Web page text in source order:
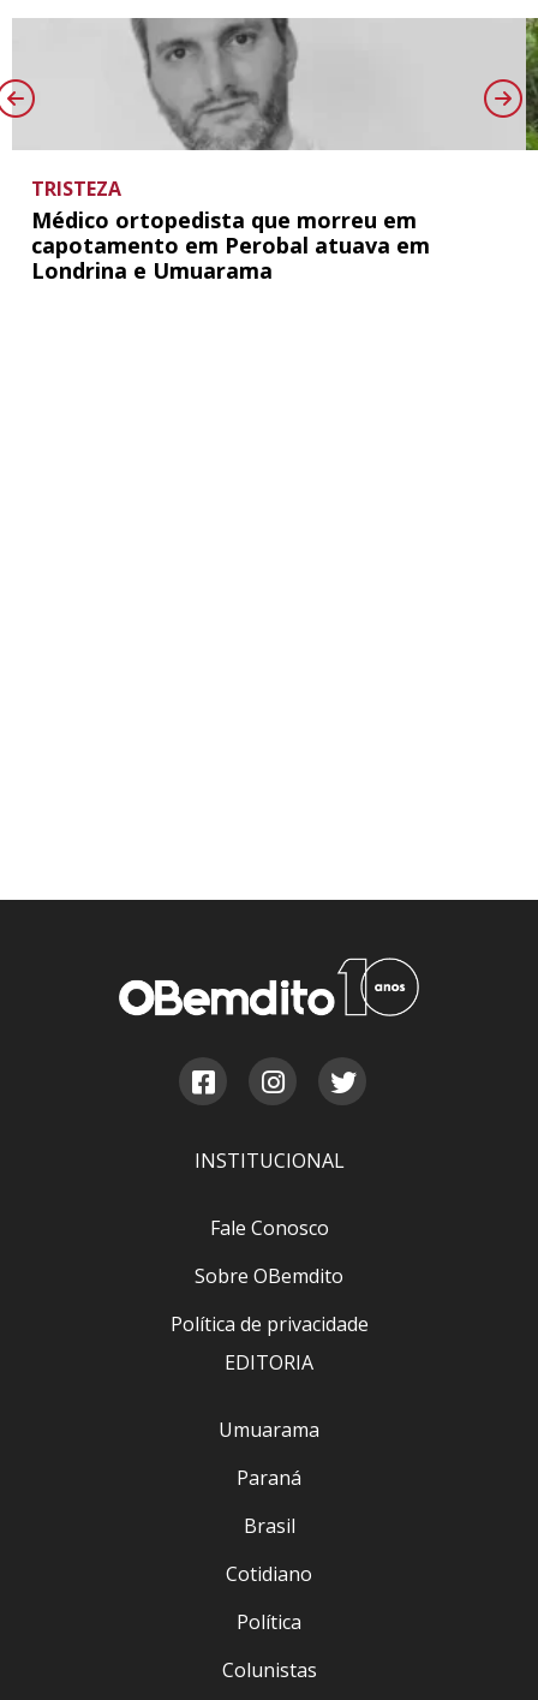
TRISTEZA
Médico ortopedista que morreu em
capotamento em Perobal atuava em
Londrina e Umuarama
INSTITUCIONAL
Fale Conosco
Sobre OBemdito
Política de privacidade
EDITORIA
Umuarama
Paraná
Brasil
Cotidiano
Política
Colunistas